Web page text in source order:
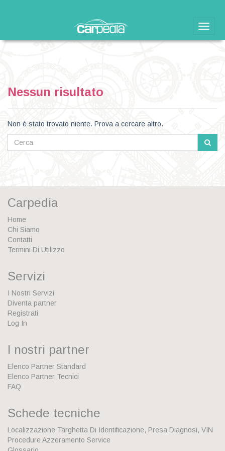
Toggle
Nessun risultato
Non è stato trovato niente. Prova a cercare altro.
Carpedia
Home
Chi Siamo
Contatti
Termini Di Utilizzo
Servizi
I Nostri Servizi
Diventa partner
Registrati
Log In
I nostri partner
Elenco Partner Standard
Elenco Partner Tecnici
FAQ
Schede tecniche
Localizzazione Targhetta Di Identificazione, Presa Diagnosi, VIN
Procedure Azzeramento Service